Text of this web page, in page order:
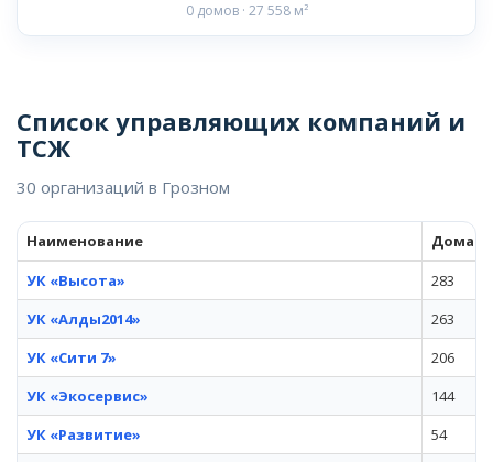
0 домов · 27 558 м²
Список управляющих компаний и
ТСЖ
30 организаций в Грозном
Наименование
Дома
УК «Высота»
283
УК «Алды2014»
263
УК «Сити 7»
206
УК «Экосервис»
144
УК «Развитие»
54